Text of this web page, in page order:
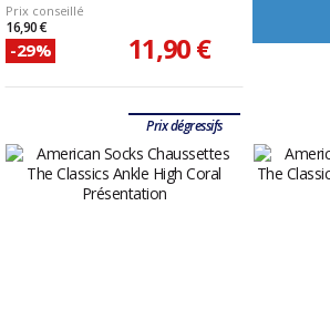
Prix conseillé
16,90 €
-29% 11,90 €
Prix dégressifs